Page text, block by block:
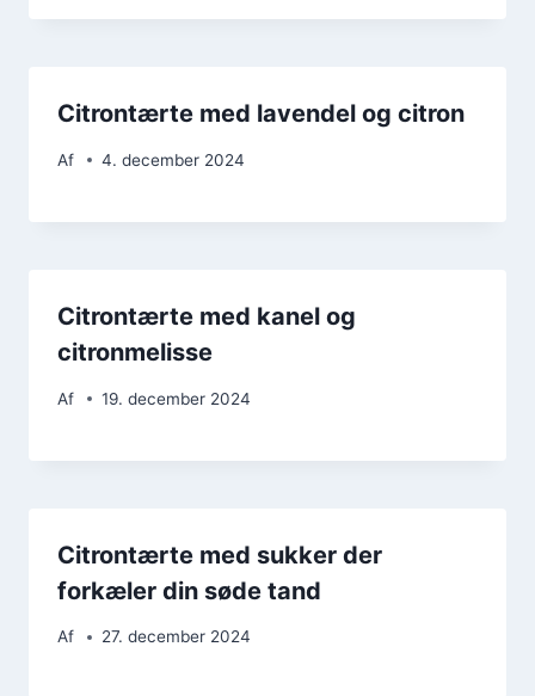
Citrontærte med lavendel og citron
Af 4. december 2024
Citrontærte med kanel og
citronmelisse
Af 19. december 2024
Citrontærte med sukker der
forkæler din søde tand
Af 27. december 2024